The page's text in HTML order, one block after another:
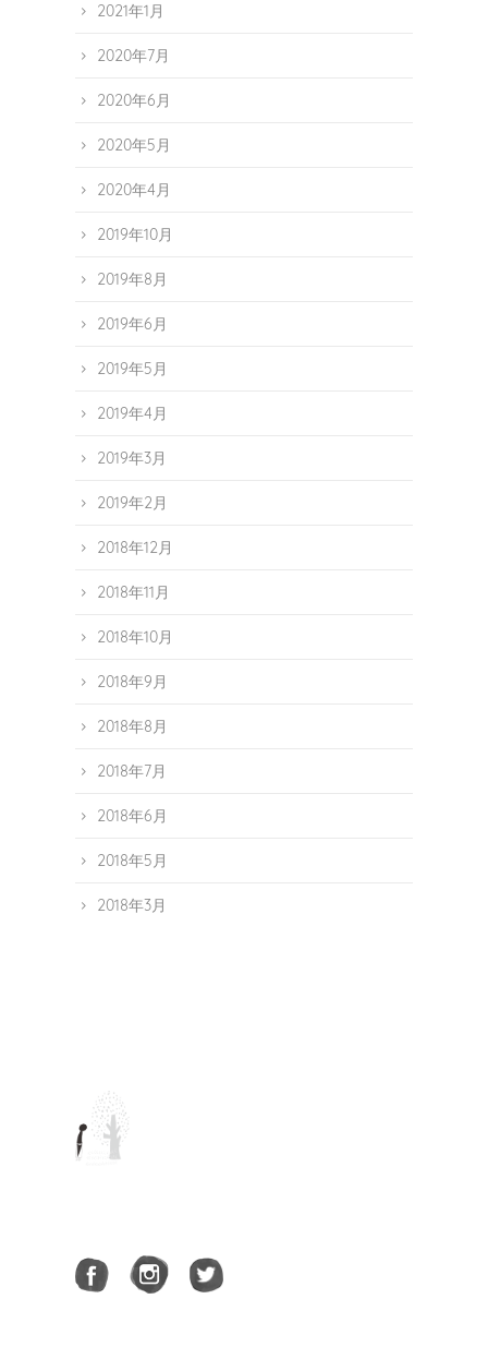
2021年1月
2020年7月
2020年6月
2020年5月
2020年4月
2019年10月
2019年8月
2019年6月
2019年5月
2019年4月
2019年3月
2019年2月
2018年12月
2018年11月
2018年10月
2018年9月
2018年8月
2018年7月
2018年6月
2018年5月
2018年3月